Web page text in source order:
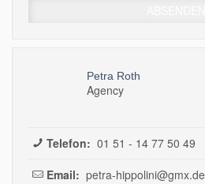
Petra Roth
Agency
Telefon: 01 51 - 14 77 50 49
Email: petra-hippolini@gmx.de